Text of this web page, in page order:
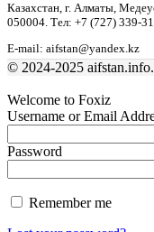
Казахстан, г. Алматы,
050004. Тел: +7 (727) 339-
E-mail: aifstan@yandex.kz
© 2024-2025
Welcome to Foxiz
Username or Email
Password
Remember me